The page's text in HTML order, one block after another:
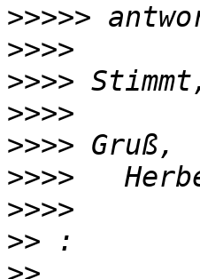
>>>>>
>>>>
>>>>
>>>>
>>>>
>>>>
>>>>
>>